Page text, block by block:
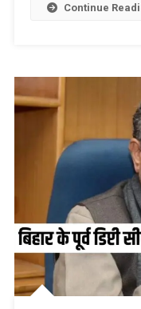
शव,
Continue